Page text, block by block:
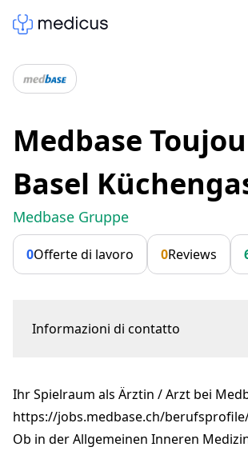
Medbase
Basel
Medbase Gruppe
0Offerte di lavoro 0Reviews
Informazioni di contatto
basel-kuechengasse@medbase.ch
+41 61 500 11 00
medbase.ch
Ihr Spielraum als Ärztin / Arzt bei
https://jobs.medbase.ch/
Ob in der Allgemeinen Inneren